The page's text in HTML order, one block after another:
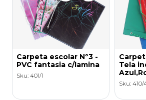
Carpeta escolar Nº3 -
PVC fantasia c/lamina
Sku: 401/1
Tela
Sku: 410/